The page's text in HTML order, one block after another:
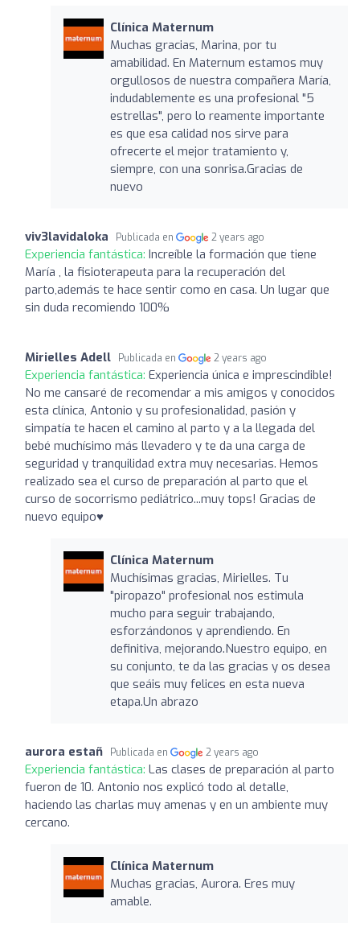
Clínica Maternum
Muchas gracias, Marina, por tu
amabilidad. En Maternum estamos muy
orgullosos de nuestra compañera María,
indudablemente es una profesional "5
estrellas", pero lo reamente importante
es que esa calidad nos sirve para
ofrecerte el mejor tratamiento y,
siempre, con una sonrisa.Gracias de
nuevo
viv3lavidaloka Publicada en 2 years ago
Experiencia fantástica: Increíble la formación que tiene
María , la fisioterapeuta para la recuperación del
parto,además te hace sentir como en casa. Un lugar que
sin duda recomiendo 100%
Mirielles Adell Publicada en 2 years ago
Experiencia fantástica: Experiencia única e imprescindible!
No me cansaré de recomendar a mis amigos y conocidos
esta clínica, Antonio y su profesionalidad, pasión y
simpatía te hacen el camino al parto y a la llegada del
bebé muchísimo más llevadero y te da una carga de
seguridad y tranquilidad extra muy necesarias. Hemos
realizado sea el curso de preparación al parto que el
curso de socorrismo pediátrico...muy tops! Gracias de
nuevo equipo♥️
Clínica Maternum
Muchísimas gracias, Mirielles. Tu
"piropazo" profesional nos estimula
mucho para seguir trabajando,
esforzándonos y aprendiendo. En
definitiva, mejorando.Nuestro equipo, en
su conjunto, te da las gracias y os desea
que seáis muy felices en esta nueva
etapa.Un abrazo
aurora estañ Publicada en 2 years ago
Experiencia fantástica: Las clases de preparación al parto
fueron de 10. Antonio nos explicó todo al detalle,
haciendo las charlas muy amenas y en un ambiente muy
cercano.
Clínica Maternum
Muchas gracias, Aurora. Eres muy
amable.